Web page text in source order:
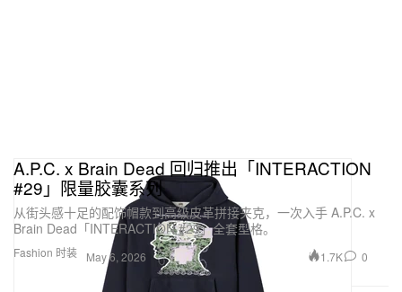
Fashion 时装
A.P.C. x Brain Dead 回归推出「INTERACTION
#29」限量胶囊系列
从街头感十足的配饰帽款到高级皮革拼接夹克，一次入手 A.P.C. x
Brain Dead「INTERACTION #29」全套型格。
May 6, 2026 1.7K 0